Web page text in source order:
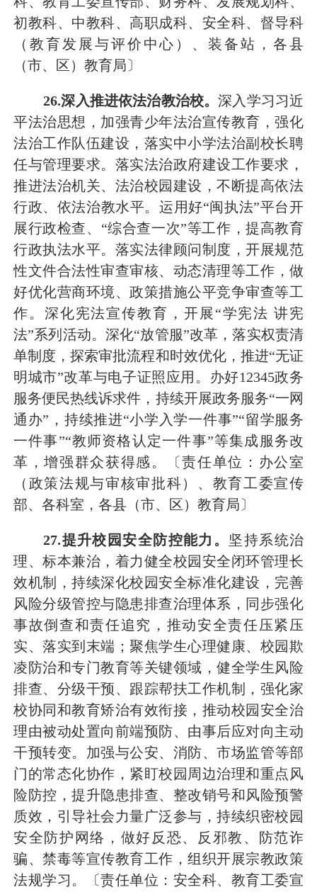
初教科、中教科、高职成科、安全科、 督导科
（教育发展与评价中心） 、装备站 ，各县
（市、区）教育局〕
26.深入推进依法治教治校。深入学习习近
平法治思想，加强青少年法治宣传教育，强化
法治工作队伍建设，落实中小学法治副校长聘
任与管理要求。 落实法治政府建设工作要求，
推进法治机关、法治校园建设，不断提高依法
行政、依法治教水平。运用好“闽执法”平台开
展行政检查、 “综合查一次”等工作，提高教育
行政执法水平。落实法律顾问制度，开展规范
性文件合法性审查审核、 动态清理等工作 ，做
好优化营商环境、政策措施公平竞争审查等工
作。深化宪法宣传教育，开展“学宪法 讲宪
法”系列 活动。深化“放管服”改革，落实权责清
单制度，探索审批流程和时效优化，推进“无证
明城市”改革与电子证照应用。办好12345政务
服务便民热线诉求件，持续开展政务服务“一网
通办”， 持续推进“小学入学一件事”“留学服务
一件事”“教师资格认定一件事”等集成服务改
革，增强群众获得感。
〔责任单位：办公室
（政策法规与审核审批科）、教育工委宣传
部、各科室，各县（市、区）教育局〕
27.提升校园安全防控能力。 坚持系统治
理、标本兼治，着力健全校园安全闭环管理长
效机制，持续深化校园安全标准化建设，完善
风险分级管控与隐患排查治理体系，同步强化
事故倒查和责任追究，推动安全责任压紧压
实、落实到末端；聚焦学生心理健康、校园欺
凌防治和专门教育等关键领域，健全学生风险
排查、分级干预、跟踪帮扶工作机制，强化家
校协同和教育矫治有效衔接，推动校园安全治
理由被动处置向前端预防、由事后应对向主动
干预转变。 加强与公安、消防、市场监管等部
门的常态化协作，紧盯校园周边治理和重点风
险防控，提升隐患排查、整改销号和风险预警
质效，引导社会力量广泛参与，持续织密校园
安全防护网络 ， 做好反恐、反邪教、防范诈
骗、禁毒等宣传教育工作，组织开展宗教政策
法规学习 。
〔责任单位：安全科、教育工委宣